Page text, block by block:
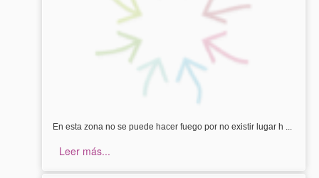
En esta zona no se puede hacer fuego por no existir lugar h ...
Leer más...